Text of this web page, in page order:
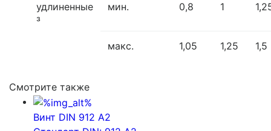
удлиненные
³
мин. 0,8 1
макс. 1,05 1,25 1,5
Смотрите также
Винт DIN 912 A2